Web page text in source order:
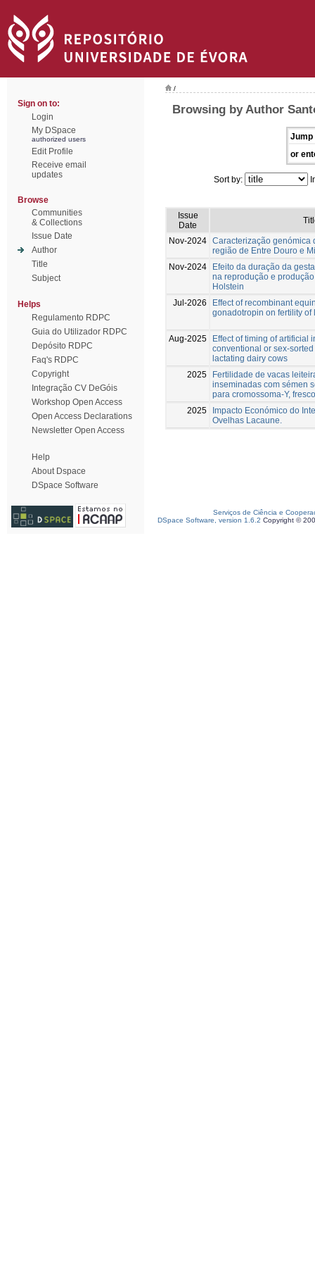
Sign on to:
Login
My DSpace
authorized users
Edit Profile
Receive email
updates
Browse
Communities
& Collections
Issue Date
Author
Title
Subject
Helps
Regulamento RDPC
Guia do Utilizador RDPC
Depósito RDPC
Faq's RDPC
Copyright
Integração CV DeGóis
Workshop Open Access
Open Access Declarations
Newsletter Open Access
Help
About Dspace
DSpace Software
/
Browsing by Author
Jump
or
Sort by:
Issue
Date
Nov-2024 Caracterização genómica
região de Entre Douro e
Nov-2024
Efeito da duração da
na reprodução e
Holstein
Jul-2026
Effect of recombinant
gonadotropin on fertility of
Aug-2025
Effect of timing of artificial
conventional or sex-
lactating dairy cows
2025
Fertilidade de vacas
inseminadas com sémen
para cromossoma-Y,
2025
Impacto Económico do
Ovelhas Lacaune.
Serviços de Ciência e
DSpace Software, version 1.6.2 Copyright ©